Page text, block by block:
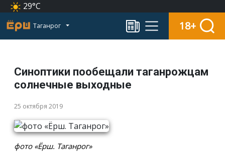
29°C
Таганрог 18+
Синоптики пообещали таганрожцам
солнечные выходные
25 октября 2019
фото «Ёрш. Таганрог»